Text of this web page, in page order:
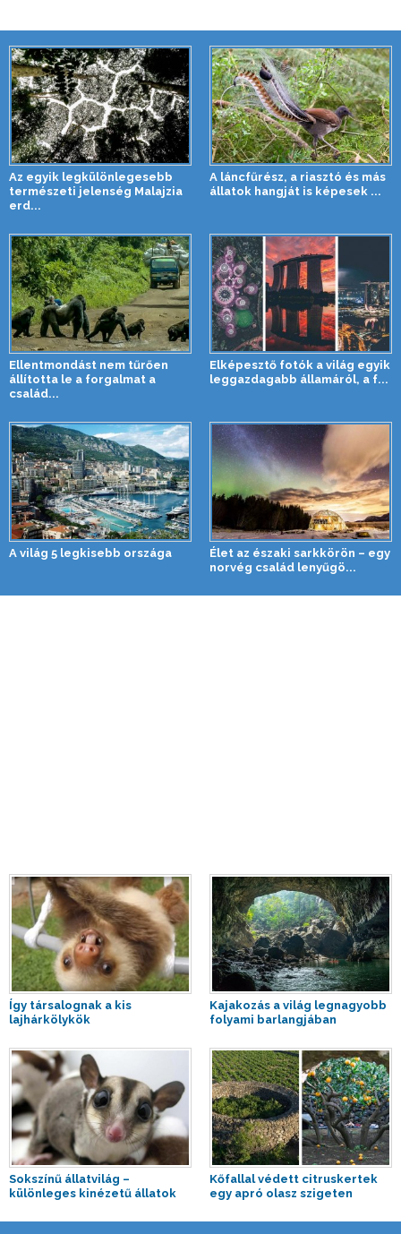
Az egyik legkülönlegesebb
természeti jelenség Malajzia
erd...
A láncfűrész, a riasztó és más
állatok hangját is képesek ...
Ellentmondást nem tűrően
állította le a forgalmat a
család...
Elképesztő fotók a világ egyik
leggazdagabb államáról, a f...
A világ 5 legkisebb országa
Élet az északi sarkkörön – egy
norvég család lenyűgö...
Így társalognak a kis
lajhárkölykök
Kajakozás a világ legnagyobb
folyami barlangjában
Sokszínű állatvilág –
különleges kinézetű állatok
Kőfallal védett citruskertek
egy apró olasz szigeten